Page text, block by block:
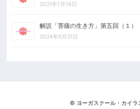
2021年1月14日
解説「菩薩の生き方」第五回（１）
2024年5月21日
© ヨーガスクール・カイ